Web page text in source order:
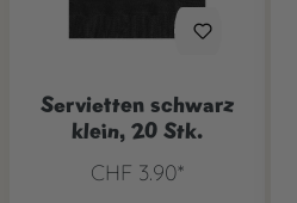
Servietten schwarz
klein, 20 Stk.
CHF 3.90*